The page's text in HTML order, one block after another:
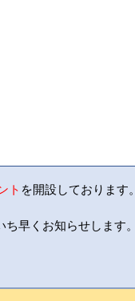
ト を開設しております。
早くお知らせします。